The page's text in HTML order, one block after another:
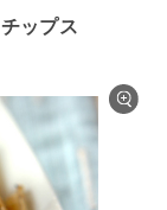
ップス